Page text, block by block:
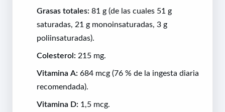
Grasas totales: 81 g (de las cuales 51 g
saturadas, 21 g monoinsaturadas, 3 g
poliinsaturadas).
Colesterol: 215 mg.
Vitamina A: 684 mcg (76 % de la ingesta diaria
recomendada).
Vitamina D: 1,5 mcg.